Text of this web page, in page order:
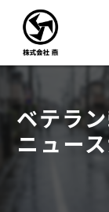
ベテラ
ニュー